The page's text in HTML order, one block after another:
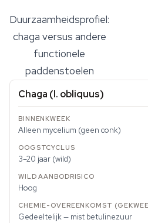
Duurzaamheidsprofiel:
chaga versus andere
functionele
paddenstoelen
Chaga (I. obliquus)
Alleen mycelium (geen conk)
3–20 jaar (wild)
Hoog
Gedeeltelijk — mist betulinezuur